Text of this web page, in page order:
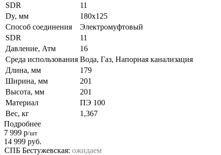
SDR
11
Dy, мм
180х125
Способ соединения
Электромуфтовый
SDR
11
Давление, Атм
16
Среда использования Вода, Газ, Напорная канализация
Длина, мм
179
Ширина, мм
201
Высота, мм
201
Материал
ПЭ 100
Вес, кг
1,367
Подробнее
7 999 р/шт
14 999 руб.
СПБ Бестужевская: ожидаем